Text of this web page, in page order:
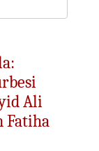
Ali
Fatiha